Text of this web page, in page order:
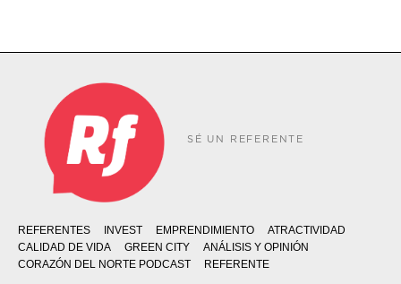
SÉ UN REFERENTE
REFERENTES INVEST EMPRENDIMIENTO
ATRACTIVIDAD
CALIDAD DE VIDA
GREEN CITY
ANÁLISIS Y OPINIÓN
CORAZÓN DEL NORTE PODCAST
REFERENTE